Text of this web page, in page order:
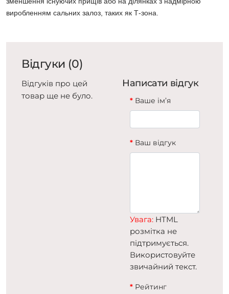
виробленням сальних залоз, таких як Т-зона.
Відгуки (0)
Відгуків про цей
товар ще не було.
Написати відгук
Ваше ім’я
Ваш відгук
Увага: HTML
розмітка не
підтримується.
Використовуйте
звичайний текст.
Рейтинг